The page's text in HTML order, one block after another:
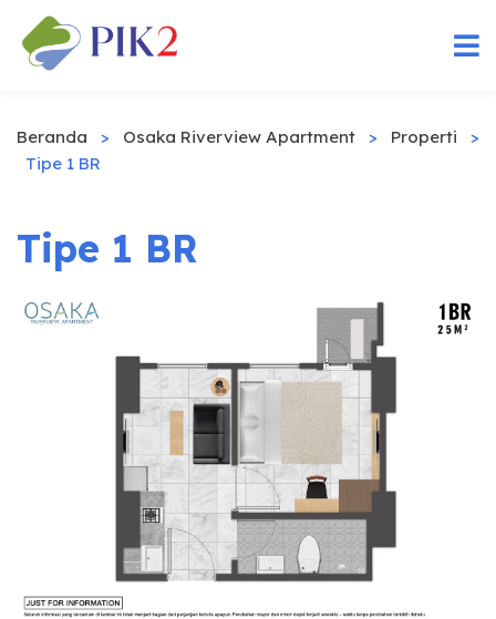
Beranda > Osaka Riverview Apartment > Properti
>
Tipe 1 BR
Tipe 1 BR